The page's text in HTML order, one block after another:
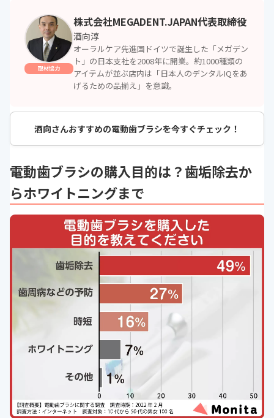
取材協力
株式会社MEGADENT.JAPAN代表取締役
酒向淳
オーラルケア先進国ドイツで誕生した「メガデン
ト」の日本支社を2008年に開業。約1000種類の
アイテムが並ぶ店内は「日本人のデンタルIQをあ
げるための品揃え」を意識。
酒向さんおすすめの電動歯ブラシを今すぐチェック！
電動歯ブラシの購入目的は？歯垢除去か
らホワイトニングまで